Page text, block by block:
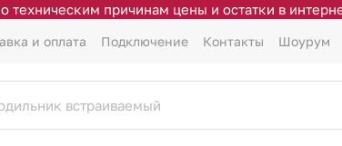
техническим причинам цены и остатки в
и оплата Подключение Контакты Шоурум